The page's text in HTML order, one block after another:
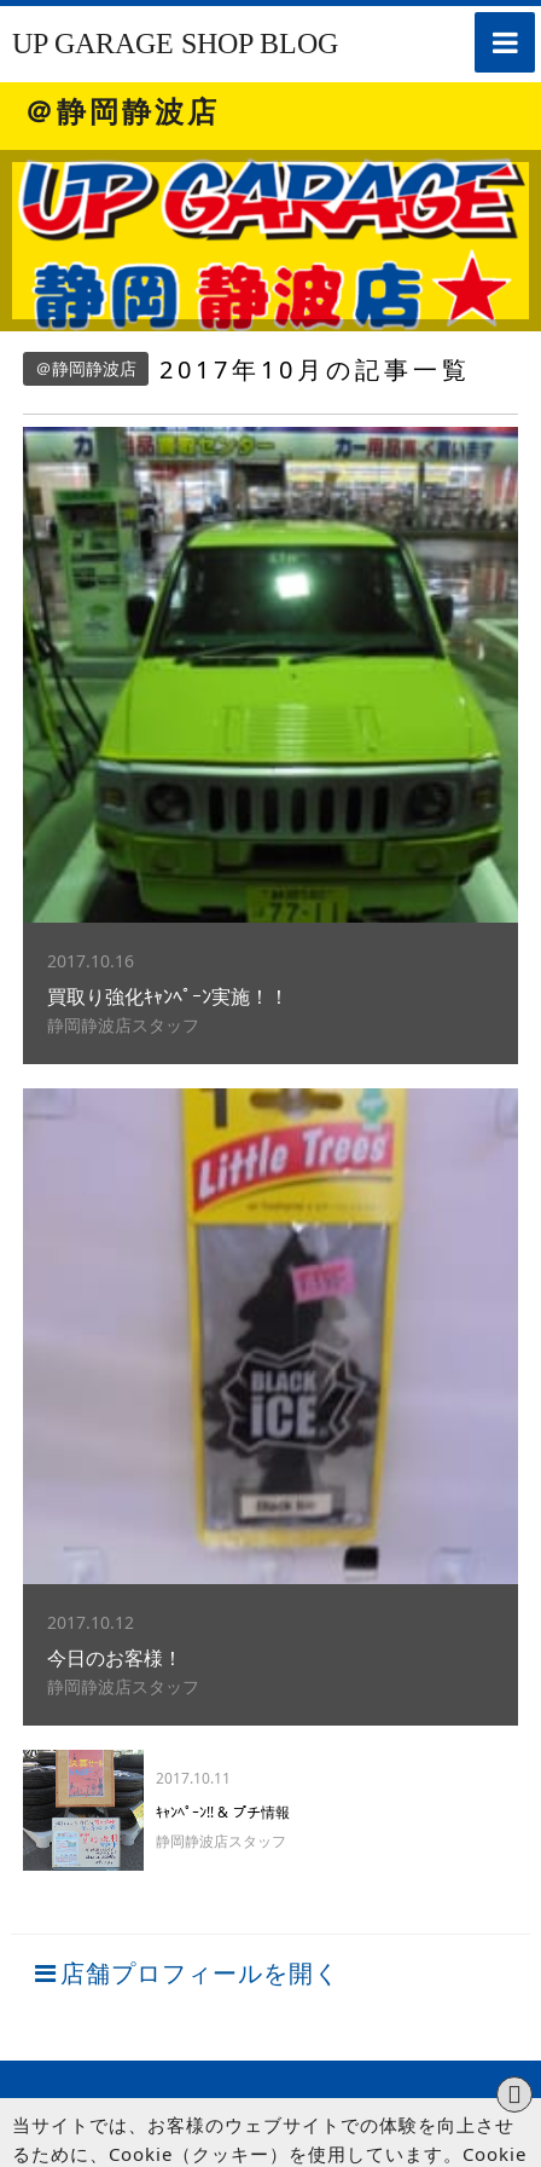
toggle
UP GARAGE SHOP BLOG
＠静岡静波店
＠静岡静波店 2017年10月の記事一覧
2017.10.16
買取り強化ｷｬﾝﾍﾟｰﾝ実施！！
静岡静波店スタッフ
2017.10.12
今日のお客様！
静岡静波店スタッフ
2017.10.11
ｷｬﾝﾍﾟｰﾝ!! & プチ情報
静岡静波店スタッフ
店舗プロフィールを開く
当サイトでは、お客様のウェブサイトでの体験を向上させ
るために、Cookie（クッキー）を使用しています。Cookie